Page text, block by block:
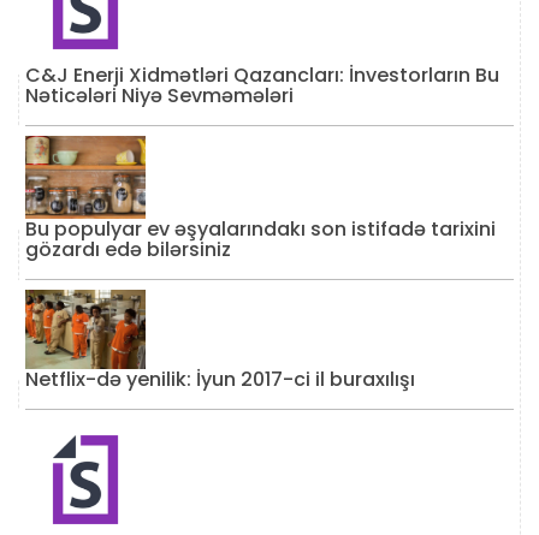
C&J Enerji Xidmətləri Qazancları: İnvestorların Bu
Nəticələri Niyə Sevməmələri
Bu populyar ev əşyalarındakı son istifadə tarixini
gözardı edə bilərsiniz
Netflix-də yenilik: İyun 2017-ci il buraxılışı